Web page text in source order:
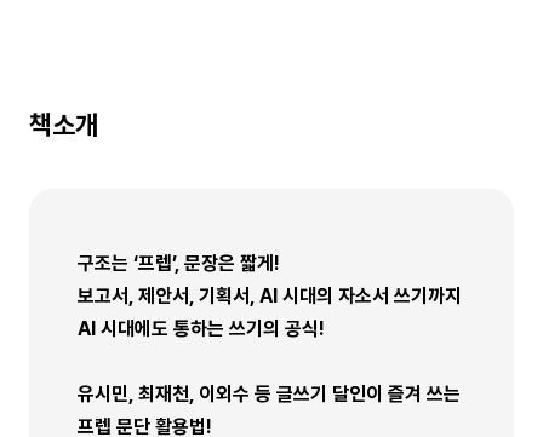
책소개
구조는 ‘프렙’, 문장은 짧게!
보고서, 제안서, 기획서, AI 시대의 자소서 쓰기까지
AI 시대에도 통하는 쓰기의 공식!
유시민, 최재천, 이외수 등 글쓰기 달인이 즐겨 쓰는
프렙 문단 활용법!